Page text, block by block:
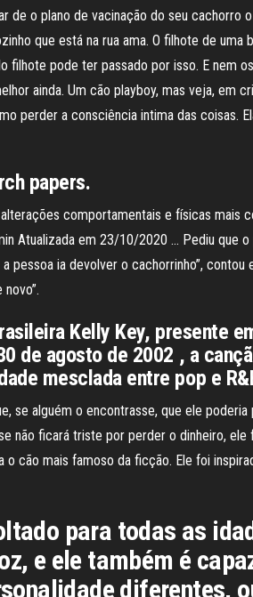
o plano de vacinação do seu cachorro
que está na rua ama. O filhote de uma
pode ter passado por isso. E nem
ainda. Um cão playboy, mas veja, em
perder a consciência intima das coisas.
papers.
comportamentais e físicas mais
Atualizada em 23/10/2020 … Pediu que
ia devolver o cachorrinho”,
Kelly Key, presente
de agosto de 2002 , a
mesclada entre pop e
se alguém o encontrasse, que ele poderia
não ficará triste por perder o dinheiro, ele
cão mais famoso da ficção. Ele foi
para todas as
e ele também é
diferentes,